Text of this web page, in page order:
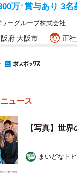
万↑賞与あり 3
ーグループ株式会社
府 大阪市 正
ュース
【写真】世
まいどなト